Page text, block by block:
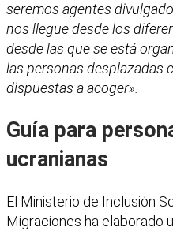
seremos agentes
nos llegue desde los
desde las que se está
las personas desplazadas
dispuestas a acoger».
Guía para
ucranianas
El Ministerio de Inclusión
Migraciones ha elaborado